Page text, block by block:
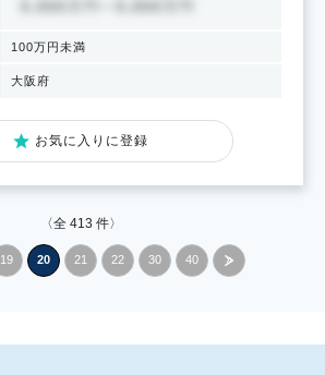
100万円未満
大阪府
お気に入りに登録
〈全 413 件〉
19 20 21 22 30 40 »